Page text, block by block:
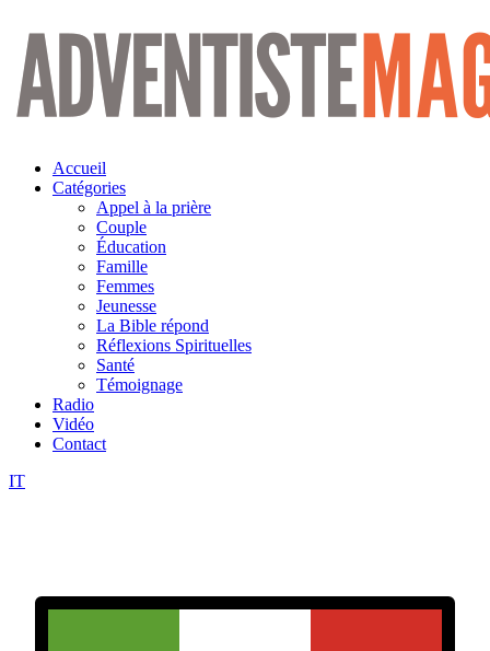
Aller
contenu
Accueil
Catégories
Appel à la prière
Couple
Éducation
Famille
Femmes
Jeunesse
La Bible répond
Réflexions Spirituelles
Santé
Témoignage
Radio
Vidéo
Contact
IT